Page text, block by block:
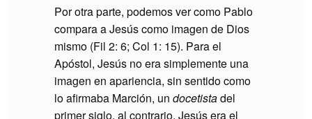
Por otra parte, podemos ver como Pablo
compara a Jesús como imagen de Dios
mismo (Fil 2: 6; Col 1: 15). Para el
Apóstol, Jesús no era simplemente una
imagen en apariencia, sin sentido como
lo afirmaba Marción, un docetistadel
primer siglo, al contrario, Jesús era el